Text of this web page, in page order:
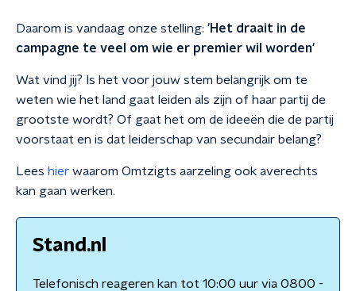
Daarom is vandaag onze stelling: 'Het draait in de
campagne te veel om wie er premier wil worden'
Wat vind jij? Is het voor jouw stem belangrijk om te
weten wie het land gaat leiden als zijn of haar partij de
grootste wordt? Of gaat het om de ideeën die de partij
voorstaat en is dat leiderschap van secundair belang?
Lees hier waarom Omtzigts aarzeling ook averechts
kan gaan werken.
Stand.nl
Telefonisch reageren kan tot 10:00 uur via 0800 -